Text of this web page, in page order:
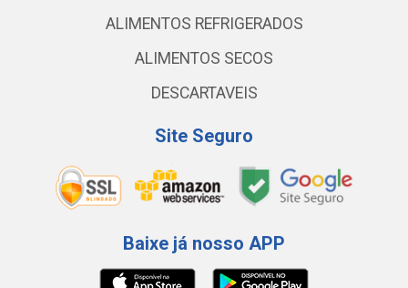
ALIMENTOS REFRIGERADOS
ALIMENTOS SECOS
DESCARTAVEIS
Site Seguro
Baixe já nosso APP